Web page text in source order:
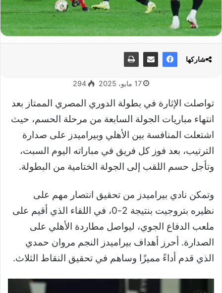
17 مايو، 2025 294
تواصلت الإثارة في بطولة الدوري المصري الممتاز بعد
انتهاء مباريات الجولة السابعة من مرحلة الحسم، حيث
اشتعلت المنافسة بين الأهلي وبيراميدز على صدارة
الترتيب، بعد فوز كل فريق في مباراته اليوم السبت،
وتأجل حسم اللقب إلى الجولة الختامية من البطولة.
وتمكن نادي بيراميدز من تحقيق انتصار مهم على
نظيره بتروجيت بنتيجة 2-0، في اللقاء الذي أقيم على
ملعب الدفاع الجوي، ليواصل مطاردة الأهلي على
الصدارة. أحرز أهداف بيراميدز النجم مروان حمدي
الذي قدم أداءً مميزًا وساهم في تحقيق النقاط الثلاث.
شاركها